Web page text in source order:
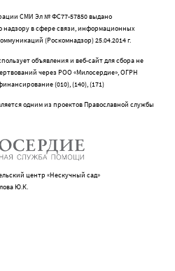
СМИ Эл № ФС77-57850 выдано
надзору в сфере связи, информационных
(Роскомнадзор) 25.04.2014 г.
объявления и веб-сайт для сбора не
через РОО «Милосердие», ОГРН
(010), (140), (171)
одним из проектов Православной службы
центр «Нескучный сад»
Ю.К.